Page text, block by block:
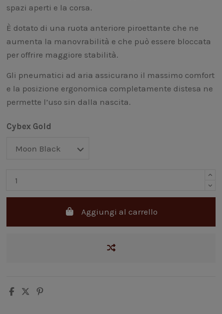
spazi aperti e la corsa.
È dotato di una ruota anteriore piroettante che ne
aumenta la manovrabilità e che può essere bloccata
per offrire maggiore stabilità.
Gli pneumatici ad aria assicurano il massimo comfort
e la posizione ergonomica completamente distesa ne
permette l’uso sin dalla nascita.
Cybex Gold
Aggiungi al carrello